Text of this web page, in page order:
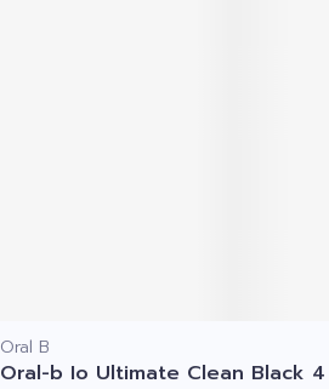
Oral B
Oral-b Io Ultimate Clean Black 4